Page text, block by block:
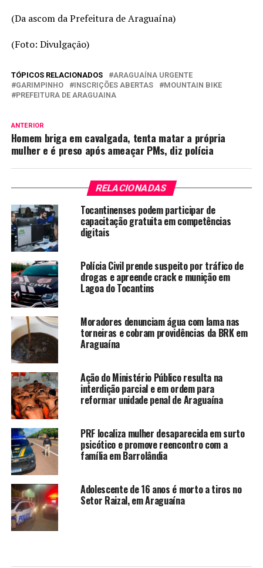
(Da ascom da Prefeitura de Araguaína)
(Foto: Divulgação)
TÓPICOS RELACIONADOS
ARAGUAÍNA URGENTE
GARIMPINHO
INSCRIÇÕES ABERTAS
MOUNTAIN BIKE
PREFEITURA DE ARAGUAINA
ANTERIOR
Homem briga em cavalgada, tenta matar a própria
mulher e é preso após ameaçar PMs, diz polícia
RELACIONADAS
Tocantinenses podem participar de
capacitação gratuita em competências
digitais
Polícia Civil prende suspeito por tráfico de
drogas e apreende crack e munição em
Lagoa do Tocantins
Moradores denunciam água com lama nas
torneiras e cobram providências da BRK em
Araguaína
Ação do Ministério Público resulta na
interdição parcial e em ordem para
reformar unidade penal de Araguaína
PRF localiza mulher desaparecida em surto
psicótico e promove reencontro com a
família em Barrolândia
Adolescente de 16 anos é morto a tiros no
Setor Raizal, em Araguaína